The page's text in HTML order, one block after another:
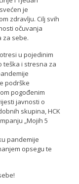
je
zdravlju. Cilj svih
očuvanja
za sebe.
u pojedinim
teška i stresna za
podrške
pogođenim
javnosti o
skupina, HCK
„Mojih 5
pandemije
opsegu te